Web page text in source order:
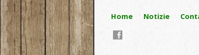
Home Notizie